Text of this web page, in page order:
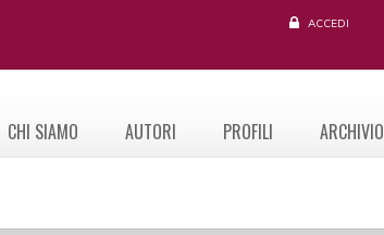
ACCEDI
CHI SIAMO AUTORI PROFILI ARCHIVIO